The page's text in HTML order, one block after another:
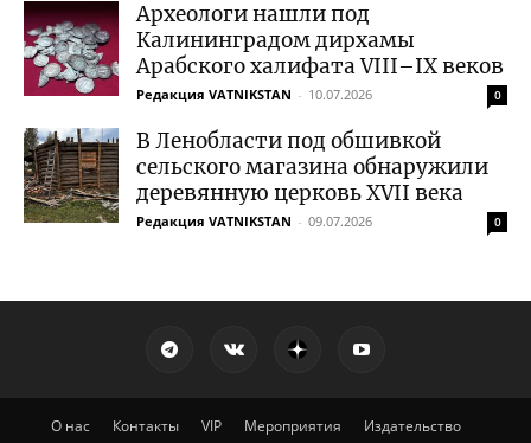
Археологи нашли под
Калининградом дирхамы
Арабского халифата VIII–IX веков
Редакция VATNIKSTAN - 10.07.2026 0
В Ленобласти под обшивкой
сельского магазина обнаружили
деревянную церковь XVII века
Редакция VATNIKSTAN - 09.07.2026 0
О нас Контакты VIP Мероприятия
Издательство